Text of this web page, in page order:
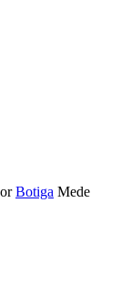
Botiga Mede